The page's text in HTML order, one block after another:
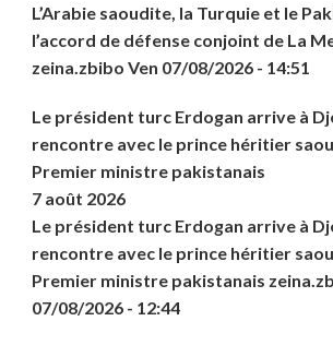
L’Arabie saoudite, la Turquie et le
l’accord de défense conjoint de La
zeina.zbibo Ven 07/08/2026 - 14:51
Le président turc Erdogan arrive à
rencontre avec le prince héritier
Premier ministre pakistanais
7 août 2026
Le président turc Erdogan arrive à
rencontre avec le prince héritier
Premier ministre pakistanais
07/08/2026 - 12:44